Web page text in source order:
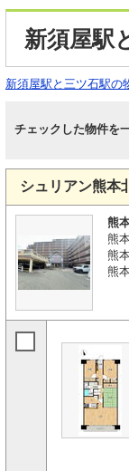
新須屋駅
新須屋駅と三ツ石駅の
チェックした物件を
シュリアン熊本
熊
熊
熊
熊